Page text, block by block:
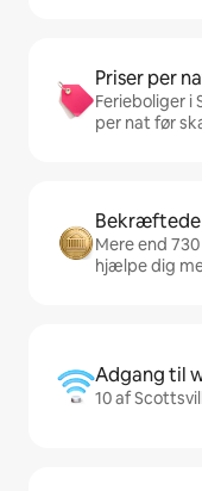
Priser per
Ferieboliger i
per nat før
Mere end
hjælpe dig
Adgang til
10 af